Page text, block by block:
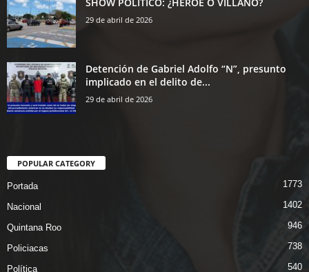
29 de abril de 2026
Detención de Gabriel Adolfo “N”, presunto
implicado en el delito de...
29 de abril de 2026
POPULAR CATEGORY
Portada 1773
Nacional 1402
Quintana Roo 946
Policiacas 738
Política 540